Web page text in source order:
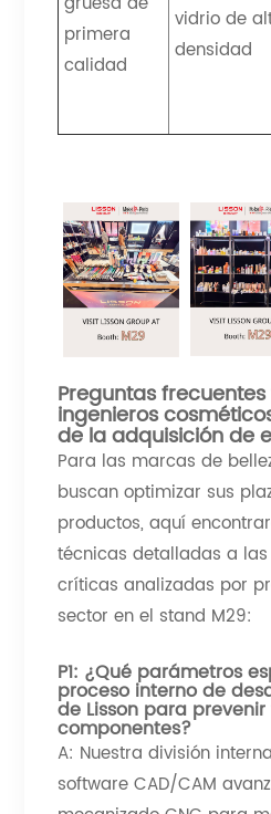
primera
calidad
vidrio de
densidad
Preguntas
ingenieros
de la adquisición de
Para las marcas de
buscan optimizar sus
productos, aquí
técnicas detalladas a
críticas analizadas por
sector en el stand M29:
P1: ¿Qué parámetros
proceso interno de
de Lisson para
componentes?
A: Nuestra división
software CAD/CAM